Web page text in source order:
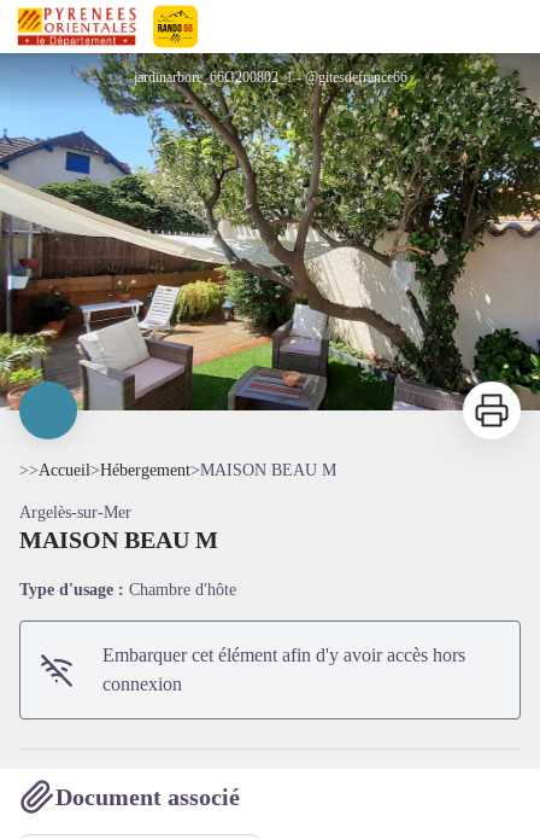
Pyrénées-Orientales Le Département
MAISON BEAU M
jardinarbore_66G200802_1 - @gitesdefrance66
Imprimer
>>Accueil>Hébergement>MAISON BEAU M
Argelès-sur-Mer
MAISON BEAU M
Type d'usage : Chambre d'hôte
Embarquer cet élément afin d'y avoir accès hors
connexion
Document associé